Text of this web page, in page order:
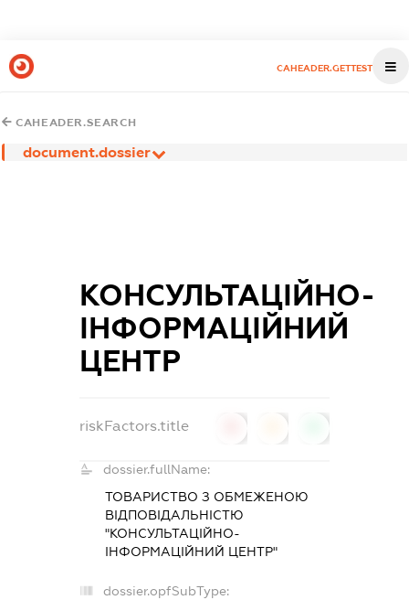
CAHEADER.GETTEST
CAHEADER.SEARCH
document.dossier
КОНСУЛЬТАЦІЙНО-
ІНФОРМАЦІЙНИЙ
ЦЕНТР
riskFactors.title
dossier.fullName:
ТОВАРИСТВО З ОБМЕЖЕНОЮ
ВІДПОВІДАЛЬНІСТЮ
"КОНСУЛЬТАЦІЙНО-
ІНФОРМАЦІЙНИЙ ЦЕНТР"
dossier.opfSubType: